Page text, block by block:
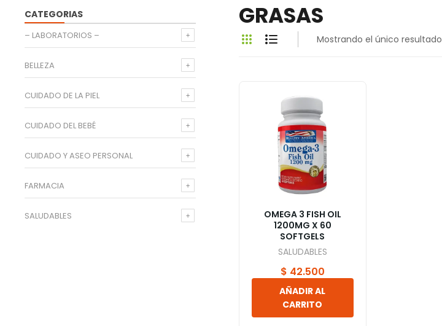
GRASAS
Mostrando el único resultado
OMEGA 3 FISH OIL
1200MG X 60
SOFTGELS
SALUDABLES
$ 42.500
AÑADIR AL
CARRITO
CATEGORIAS
– LABORATORIOS –
BELLEZA
CUIDADO DE LA PIEL
CUIDADO DEL BEBÉ
CUIDADO Y ASEO PERSONAL
FARMACIA
SALUDABLES